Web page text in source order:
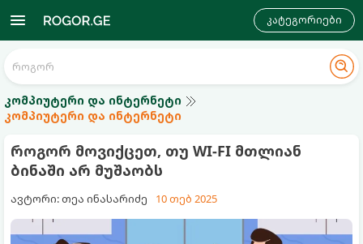
კატეგორიები
კომპიუტერი და ინტერნეტი
კომპიუტერი და ინტერნეტი
როგორ მოვიქცეთ, თუ WI-FI მთლიან
ბინაში არ მუშაობს
ავტორი: თეა ინასარიძე 10 თებ 2025